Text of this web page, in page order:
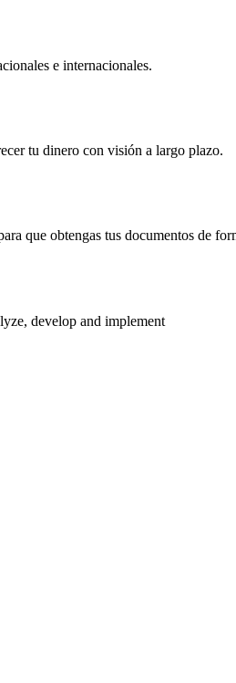
e internacionales.
tu dinero con visión a largo plazo.
que obtengas tus documentos de
develop and implement